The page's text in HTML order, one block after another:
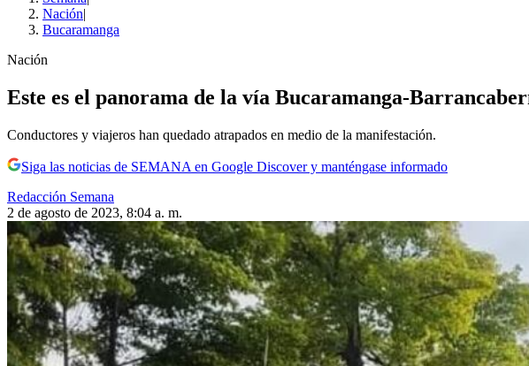
Nación|
Bucaramanga
Nación
Este es el panorama de la vía Bucaramanga-
Conductores y viajeros han quedado atrapados en medio de la manifestación.
Siga las noticias de SEMANA en Google Discover y manténgase informado
Redacción Semana
2 de agosto de 2023, 8:04 a. m.